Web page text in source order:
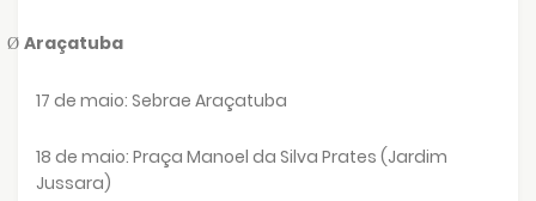
Ø Araçatuba
17 de maio: Sebrae Araçatuba
18 de maio: Praça Manoel da Silva Prates (Jardim
Jussara)